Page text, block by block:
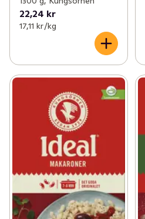
22,24 kr
17,11 kr /kg